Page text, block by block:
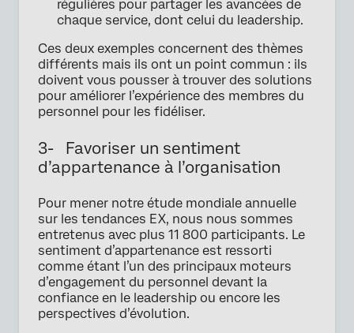
régulières pour partager les avancées de
chaque service, dont celui du leadership.
Ces deux exemples concernent des thèmes
différents mais ils ont un point commun : ils
doivent vous pousser à trouver des solutions
pour améliorer l’expérience des membres du
personnel pour les fidéliser.
3- Favoriser un sentiment
d’appartenance à l’organisation
Pour mener notre étude mondiale annuelle
sur les tendances EX, nous nous sommes
entretenus avec plus 11 800 participants. Le
sentiment d’appartenance est ressorti
comme étant l’un des principaux moteurs
d’engagement du personnel devant la
confiance en le leadership ou encore les
perspectives d’évolution.